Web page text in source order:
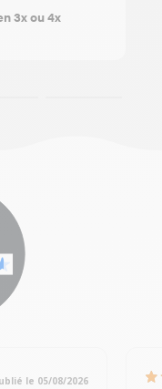
3x ou 4x
le 05/08/2026